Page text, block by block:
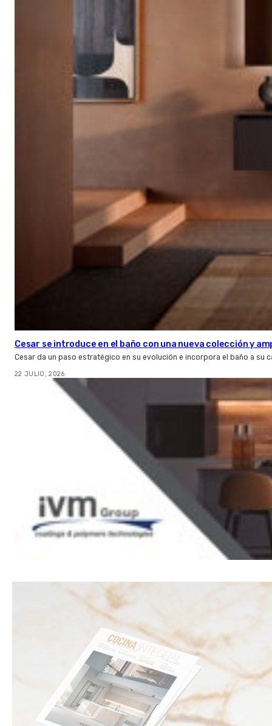
Cesar se introduce en el baño con una nueva colección y
Cesar da un paso estratégico en su evolución e incorpora el baño a su
22 JULIO, 2026